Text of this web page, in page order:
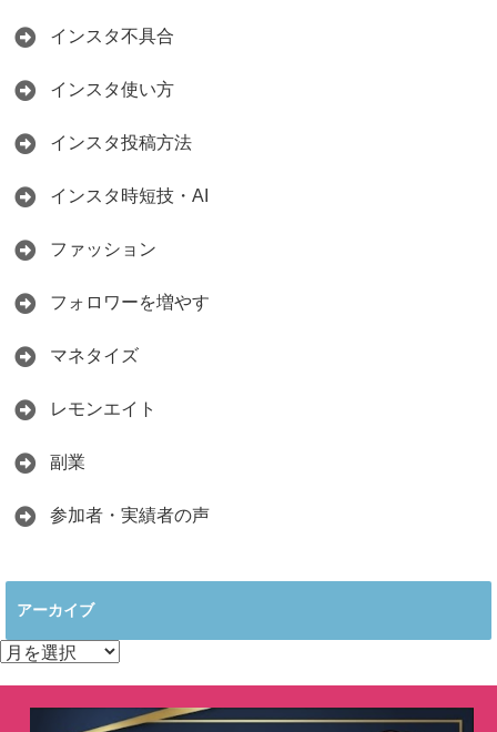
インスタ不具合
インスタ使い方
インスタ投稿方法
インスタ時短技・AI
ファッション
フォロワーを増やす
マネタイズ
レモンエイト
副業
参加者・実績者の声
アーカイブ
ア